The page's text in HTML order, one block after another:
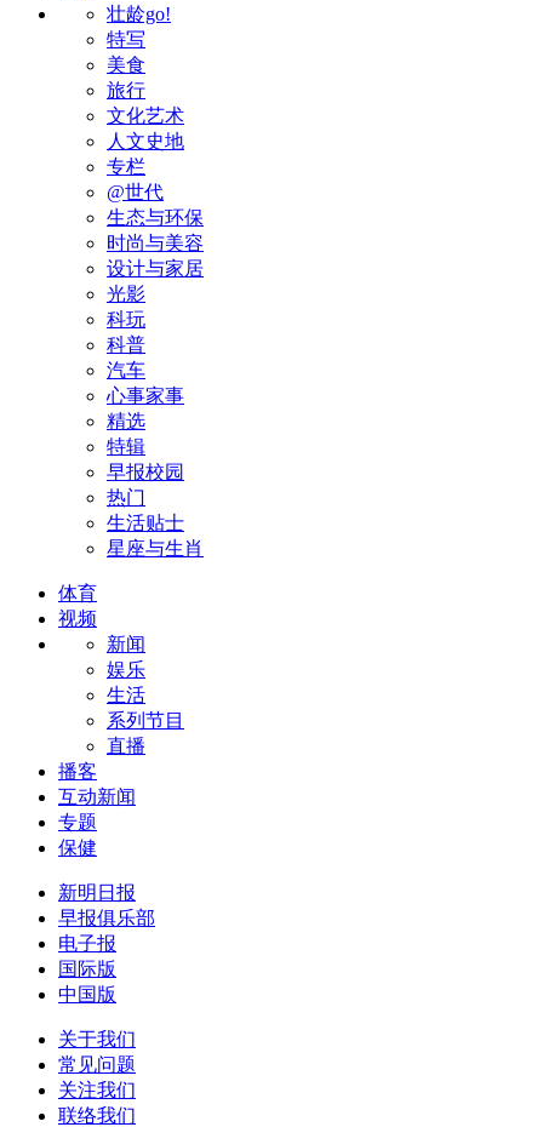
壮龄go!
特写
美食
旅行
文化艺术
人文史地
专栏
@世代
生态与环保
时尚与美容
设计与家居
光影
科玩
科普
汽车
心事家事
精选
特辑
早报校园
热门
生活贴士
星座与生肖
体育
视频
新闻
娱乐
生活
系列节目
直播
播客
互动新闻
专题
保健
新明日报
早报俱乐部
电子报
国际版
中国版
关于我们
常见问题
关注我们
联络我们